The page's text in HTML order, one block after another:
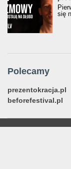
się
Polecamy
prezentokracja.pl
beforefestival.pl